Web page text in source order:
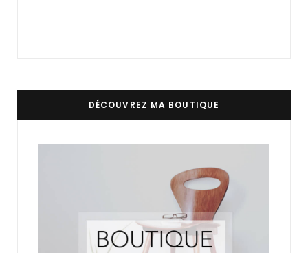
DÉCOUVREZ MA BOUTIQUE